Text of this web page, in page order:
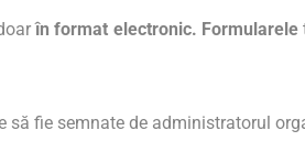
în format electronic. Formularele
fie semnate de administratorul